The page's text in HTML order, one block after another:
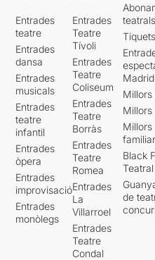
Entrades
teatre
Entrades
dansa
Entrades
musicals
Entrades
teatre
infantil
Entrades
òpera
Entrades
improvisació
Entrades
monòlegs
Entrades
Teatre
Tívoli
Entrades
Teatre
Coliseum
Entrades
Teatre
Borràs
Entrades
Teatre
Romea
Entrades
La
Villarroel
Entrades
Teatre
Condal
teatrals
Madrid
Millors
Millors
Millors
Black
Teatral
de